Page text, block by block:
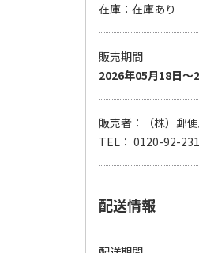
手】ハッピーグリー
【グリーティング切
手】グリーティン
在庫：在庫あり
販売期間
2026年05月18日～
販売者：（株）郵
TEL： 0120-92-
配送情報